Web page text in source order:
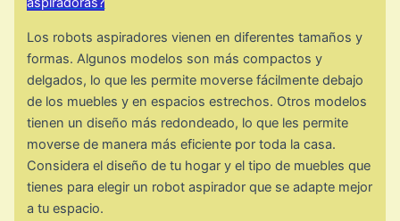
Los robots aspiradores vienen en diferentes tamaños y
formas. Algunos modelos son más compactos y
delgados, lo que les permite moverse fácilmente debajo
de los muebles y en espacios estrechos. Otros modelos
tienen un diseño más redondeado, lo que les permite
moverse de manera más eficiente por toda la casa.
Considera el diseño de tu hogar y el tipo de muebles que
tienes para elegir un robot aspirador que se adapte mejor
a tu espacio.